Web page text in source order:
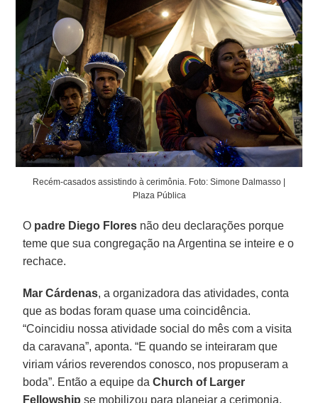
Recém-casados assistindo à cerimônia. Foto: Simone Dalmasso |
Plaza Pública
O padre Diego Flores não deu declarações porque
teme que sua congregação na Argentina se inteire e o
rechace.
Mar Cárdenas, a organizadora das atividades, conta
que as bodas foram quase uma coincidência.
“Coincidiu nossa atividade social do mês com a visita
da caravana”, aponta. “E quando se inteiraram que
viriam vários reverendos conosco, nos propuseram a
boda”. Então a equipe daChurch of Larger
Fellowship se mobilizou para planejar a cerimonia,